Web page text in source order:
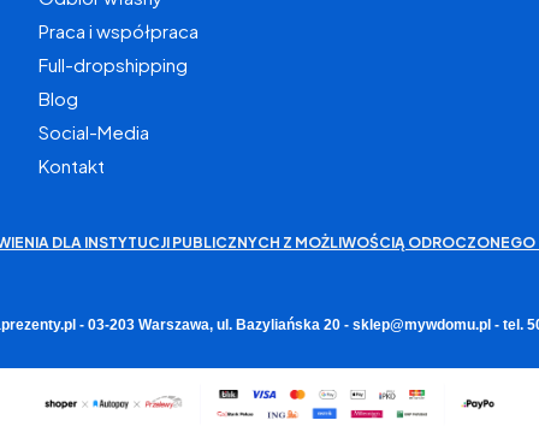
Praca i współpraca
Full-dropshipping
Blog
Social-Media
Kontakt
DLA INSTYTUCJI PUBLICZNYCH Z MOŻLIWOŚCIĄ ODROCZONEGO
- 03-203 Warszawa, ul. Bazyliańska 20 - sklep@mywdomu.pl - tel.